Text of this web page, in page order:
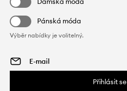
Pánská móda
Výběr nabídky je volitelný.
Přihlásit se